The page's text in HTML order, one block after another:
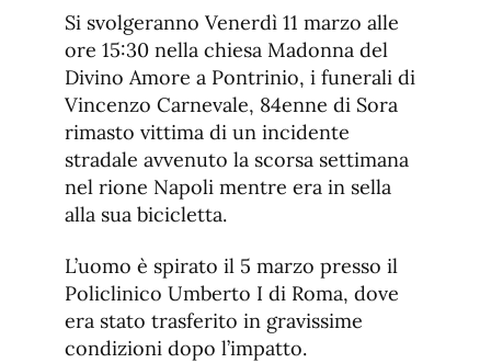
de
fuente
de
fuente.
Si svolgeranno Venerdì 11 marzo alle
ore 15:30 nella chiesa Madonna del
Divino Amore a Pontrinio, i funerali di
Vincenzo Carnevale, 84enne di Sora
rimasto vittima di un incidente
stradale avvenuto la scorsa settimana
nel rione Napoli mentre era in sella
alla sua bicicletta.
L’uomo è spirato il 5 marzo presso il
Policlinico Umberto I di Roma, dove
era stato trasferito in gravissime
condizioni dopo l’impatto.